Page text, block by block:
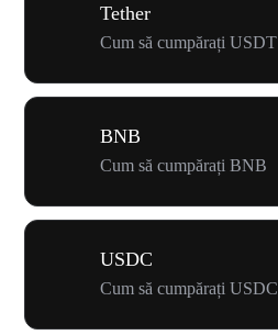
Tether
Cum să cumpărați USDT
BNB
Cum să cumpărați BNB
USDC
Cum să cumpărați USDC